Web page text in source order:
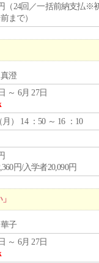
（24回／一括前納支払※
まで）
澄
～ 6月 27日
月 ） 14 ：50 ～ 16 ：10
円/入学者20,090円
子
～ 6月 27日